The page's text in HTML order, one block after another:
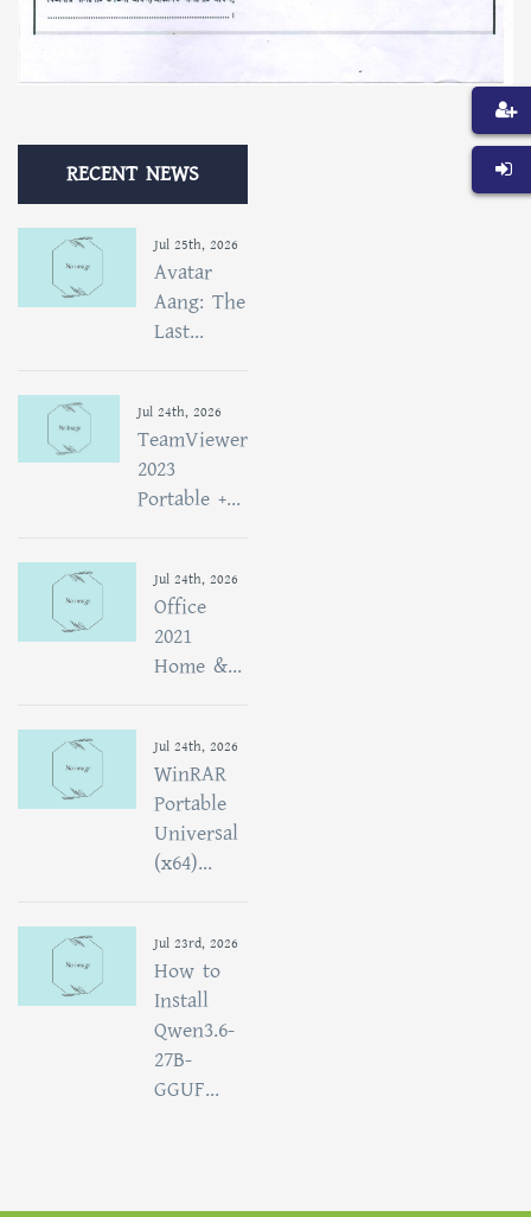
RECENT NEWS
Jul 25th, 2026
Avatar
Aang: The
Last...
Jul 24th, 2026
TeamViewer
2023
Portable +...
Jul 24th, 2026
Office
2021
Home &...
Jul 24th, 2026
WinRAR
Portable
Universal
(x64)...
Jul 23rd, 2026
How to
Install
Qwen3.6-
27B-
GGUF...